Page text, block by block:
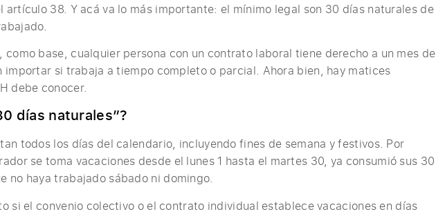
artículo 38. Y acá va lo más importante: el mínimo legal son 30 días naturales de
como base, cualquier persona con un contrato laboral tiene derecho a un mes de
importar si trabaja a tiempo completo o parcial. Ahora bien, hay matices
debe conocer.
días naturales”?
todos los días del calendario, incluyendo fines de semana y festivos. Por
se toma vacaciones desde el lunes 1 hasta el martes 30, ya consumió sus 30
no haya trabajado sábado ni domingo.
si el convenio colectivo o el contrato individual establece vacaciones en días